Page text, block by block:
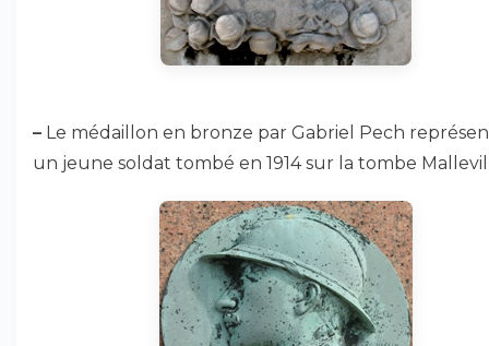
– Le médaillon en bronze par Gabriel Pech
un jeune soldat tombé en 1914 sur la tombe